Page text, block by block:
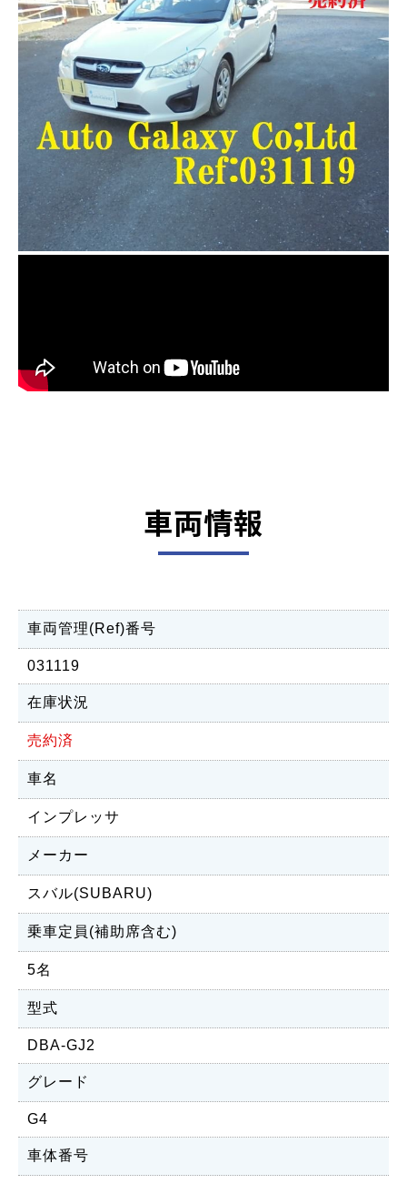
車両情報
車両管理(Ref)番号
031119
在庫状況
売約済
車名
インプレッサ
メーカー
スバル(SUBARU)
乗車定員(補助席含む)
5名
型式
DBA-GJ2
グレード
G4
車体番号